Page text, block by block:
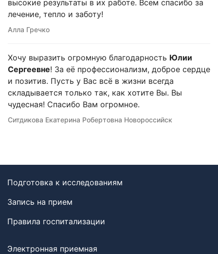
высокие результаты в их работе. Всем спасибо за
лечение, тепло и заботу!
Алла Гречко
Хочу выразить огромную благодарность Юлии
Сергеевне! За её профессионализм, доброе сердце
и позитив. Пусть у Вас всё в жизни всегда
складывается только так, как хотите Вы. Вы
чудесная! Спасибо Вам огромное.
Ситдикова Екатерина Робертовна Новороссийск
Подготовка к исследованиям
Запись на прием
Правила госпитализации
Электронная приемная